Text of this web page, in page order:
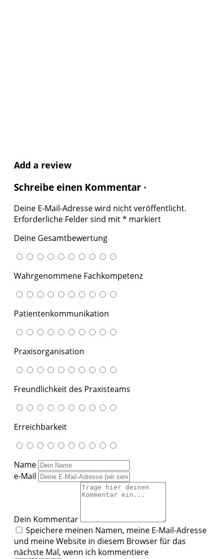
Add a review
Schreibe einen Kommentar ·
Deine E-Mail-Adresse wird nicht veröffentlicht.
Erforderliche Felder sind mit* markiert
Deine Gesamtbewertung
Wahrgenommene Fachkompetenz
Patientenkommunikation
Praxisorganisation
Freundlichkeit des Praxisteams
Erreichbarkeit
Name
e-Mail
Dein Kommentar
Speichere meinen Namen, meine E-Mail-Adresse
und meine Website in diesem Browser für das
nächste Mal, wenn ich kommentiere